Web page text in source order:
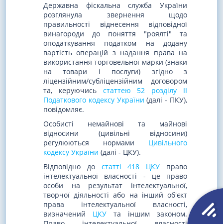
Державна фіскальна служба України
розглянула звернення щодо
правильності віднесення відповідної
винагороди до поняття "роялті" та
оподаткування податком на додану
вартість операцій з надання права на
використання торговельної марки (знаки
на товари і послуги) згідно з
ліцензійним/субліцензійним договором
та, керуючись статтею 52 розділу II
Податкового кодексу України (далі - ПКУ),
повідомляє.
Особисті немайнові та майнові
відносини (цивільні відносини)
регулюються нормами Цивільного
кодексу України (далі - ЦКУ).
Відповідно до статті 418 ЦКУ право
інтелектуальної власності - це право
особи на результат інтелектуальної,
творчої діяльності або на інший об'єкт
права інтелектуальної власності,
визначений ЦКУ та іншим законом.